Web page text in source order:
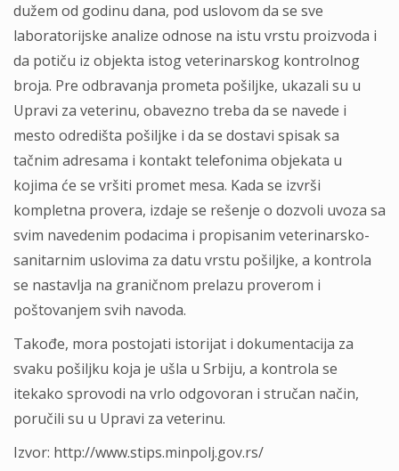
dužem od godinu dana, pod uslovom da se sve
laboratorijske analize odnose na istu vrstu proizvoda i
da potiču iz objekta istog veterinarskog kontrolnog
broja. Pre odbravanja prometa pošiljke, ukazali su u
Upravi za veterinu, obavezno treba da se navede i
mesto odredišta pošiljke i da se dostavi spisak sa
tačnim adresama i kontakt telefonima objekata u
kojima će se vršiti promet mesa. Kada se izvrši
kompletna provera, izdaje se rešenje o dozvoli uvoza sa
svim navedenim podacima i propisanim veterinarsko-
sanitarnim uslovima za datu vrstu pošiljke, a kontrola
se nastavlja na graničnom prelazu proverom i
poštovanjem svih navoda.
Takođe, mora postojati istorijat i dokumentacija za
svaku pošiljku koja je ušla u Srbiju, a kontrola se
itekako sprovodi na vrlo odgovoran i stručan način,
poručili su u Upravi za veterinu.
Izvor: http://www.stips.minpolj.gov.rs/